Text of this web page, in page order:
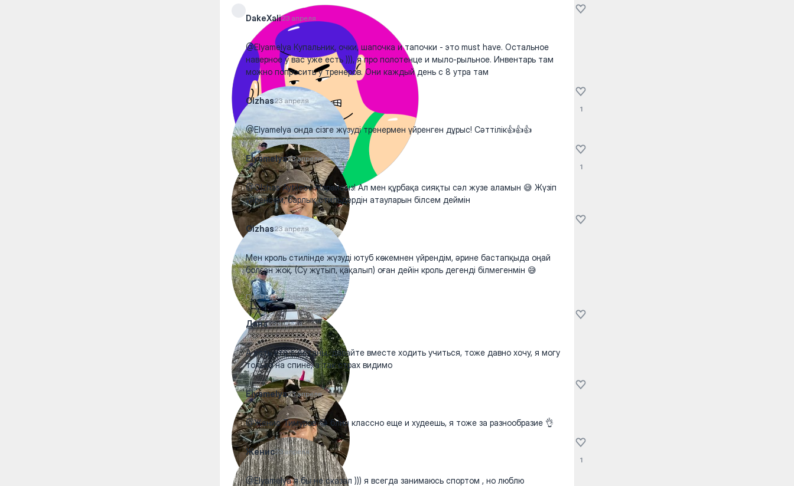
DakeXali23 апреля
@Elyamelya Купальник, очки, шапочка и тапочки - это must have. Остальное
наверное у вас уже есть ))), я про полотенце и мыло-рыльное. Инвентарь там
можно попросить у тренеров. Они каждый день с 8 утра там
Olzhas23 апреля
@Elyamelya онда сізге жүзуді тренермен үйренген дұрыс! Сәттілік👍👍👍
1
Elyamelya23 апреля
@Olzhas Aytileov Жарайсыз! Ал мен құрбақа сияқты сәл жузе аламын 😅 Жүзіп
үйренсем, барлық стильдердін атауларын білсем деймін
1
Olzhas23 апреля
Мен кроль стилінде жүзуді ютуб көкемнен үйрендім, әрине бастапқыда оңай
болған жоқ. (Су жұтып, қақалып) оған дейін кроль дегенді білмегенмін 😅
Посмотреть ответы
Дана23 апреля
А есть кто с Астаны, давайте вместе ходить учиться, тоже давно хочу, я могу
только на спине, а так страх видимо
Elyamelya23 апреля
@Женис Тимуров 😂 блин классно еще и худеешь, я тоже за разнообразие 👌
Женис23 апреля
@Elyamelya я бы не сказал ))) я всегда занимаюсь спортом , но люблю
1